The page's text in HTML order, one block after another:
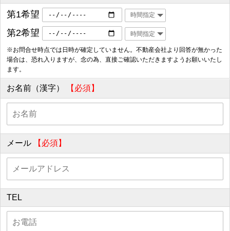
第1希望
第2希望
※お問合せ時点では日時が確定していません。不動産会社より回答が無かった
場合は、恐れ入りますが、念の為、直接ご確認いただきますようお願いいたし
ます。
お名前（漢字） 【必須】
メール 【必須】
TEL